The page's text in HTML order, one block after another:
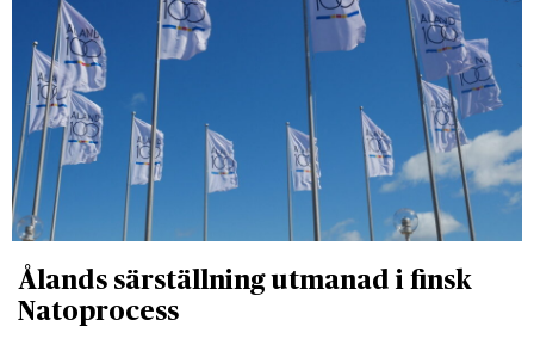
Ålands särställning utmanad i finsk
Natoprocess